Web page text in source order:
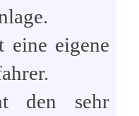
eine eigene
den sehr